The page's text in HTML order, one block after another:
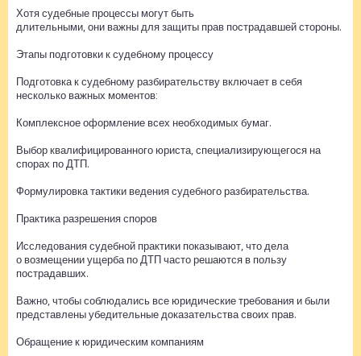
Хотя судебные процессы могут быть
длительными, они важны для защиты прав пострадавшей стороны.
Этапы подготовки к судебному процессу
Подготовка к судебному разбирательству включает в себя
несколько важных моментов:
Комплексное оформление всех необходимых бумаг.
Выбор квалифицированного юриста, специализирующегося на
спорах по ДТП.
Формулировка тактики ведения судебного разбирательства.
Практика разрешения споров
Исследования судебной практики показывают, что дела
о возмещении ущерба по ДТП часто решаются в пользу
пострадавших.
Важно, чтобы соблюдались все юридические требования и были
представлены убедительные доказательства своих прав.
Обращение к юридическим компаниям